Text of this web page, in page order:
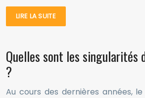
LIRE LA SUITE
Quelles sont les singularités
?
Au cours des dernières années,